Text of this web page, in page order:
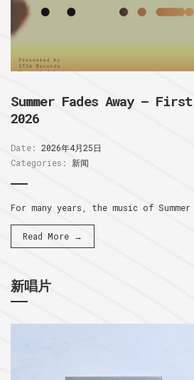
Summer Fades Away –
2026
Date: 2026年4月25日
Categories:
新闻
For many years, the music of Summer
Read More →
新唱片